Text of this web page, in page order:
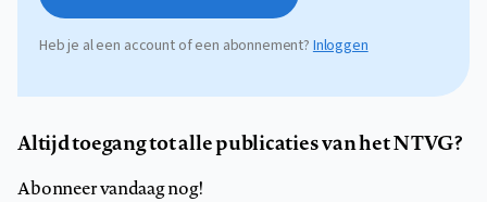
Heb je al een account of een abonnement?Inloggen
Altijd toegang tot alle publicaties van het NTVG?
Abonneer vandaag nog!